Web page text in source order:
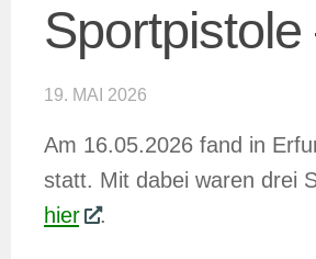
19. MAI 2026
Am 16.05.2026 fand in
statt. Mit dabei waren drei
hier
.